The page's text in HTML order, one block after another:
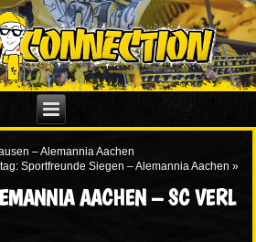
– Alemannia Aachen
Sportfreunde Siegen – Alemannia Aachen »
AACHEN – SC VERL